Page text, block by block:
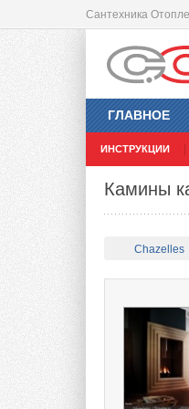
Сантехника
ГЛАВНОЕ
ИНСТРУКЦИИ
Камины
Chazelles